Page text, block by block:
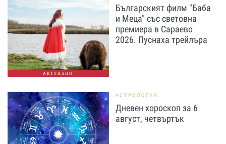
АКТУАЛНО
Българският филм "Баба
и Меца" със световна
премиера в Сараево
2026. Пуснаха трейлъра
АСТРОЛОГИЯ
Дневен хороскоп за 6
август, четвъртък